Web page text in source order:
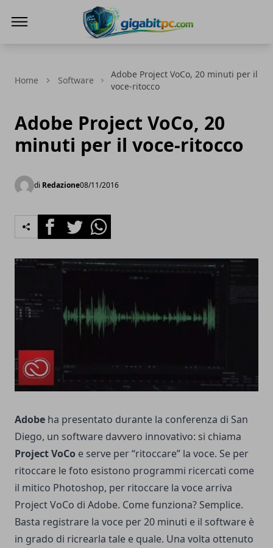
Home Software
Adobe Project VoCo, 20 minuti per il
voce-ritocco
Adobe Project VoCo, 20
minuti per il voce-ritocco
di Redazione08/11/2016
FacebookTwitterWhatsapp
Adobe ha presentato durante la conferenza di San
Diego, un software davvero innovativo: si chiama
Project VoCo e serve per “ritoccare” la voce. Se per
ritoccare le foto esistono programmi ricercati come
il mitico Photoshop, per ritoccare la voce arriva
Project VoCo di Adobe. Come funziona? Semplice.
Basta registrare la voce per 20 minuti e il software è
in grado di ricrearla tale e quale. Una volta ottenuto